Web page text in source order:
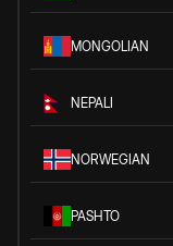
MONGOLIAN
NEPALI
NORWEGIAN
PASHTO